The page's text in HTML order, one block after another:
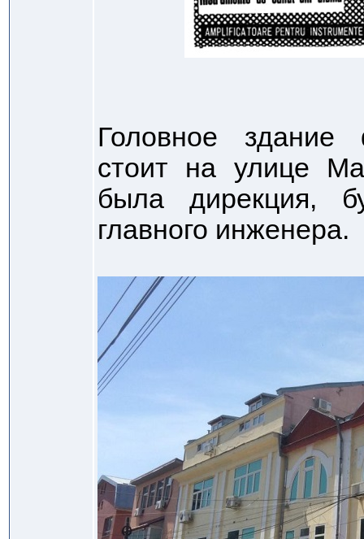
Головное здание
стоит на улице
была дирекция,
главного инженера.